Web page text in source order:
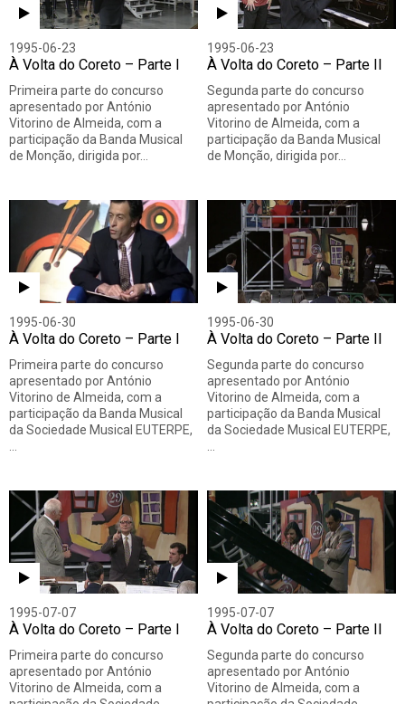
1995-06-23
À Volta do Coreto – Parte I
Primeira parte do concurso
apresentado por António
Vitorino de Almeida, com a
participação da Banda Musical
de Monção, dirigida por…
1995-06-23
À Volta do Coreto – Parte II
Segunda parte do concurso
apresentado por António
Vitorino de Almeida, com a
participação da Banda Musical
de Monção, dirigida por…
1995-06-30
À Volta do Coreto – Parte I
Primeira parte do concurso
apresentado por António
Vitorino de Almeida, com a
participação da Banda Musical
da Sociedade Musical EUTERPE,
…
1995-06-30
À Volta do Coreto – Parte II
Segunda parte do concurso
apresentado por António
Vitorino de Almeida, com a
participação da Banda Musical
da Sociedade Musical EUTERPE,
…
1995-07-07
À Volta do Coreto – Parte I
Primeira parte do concurso
apresentado por António
Vitorino de Almeida, com a
1995-07-07
À Volta do Coreto – Parte II
Segunda parte do concurso
apresentado por António
Vitorino de Almeida, com a